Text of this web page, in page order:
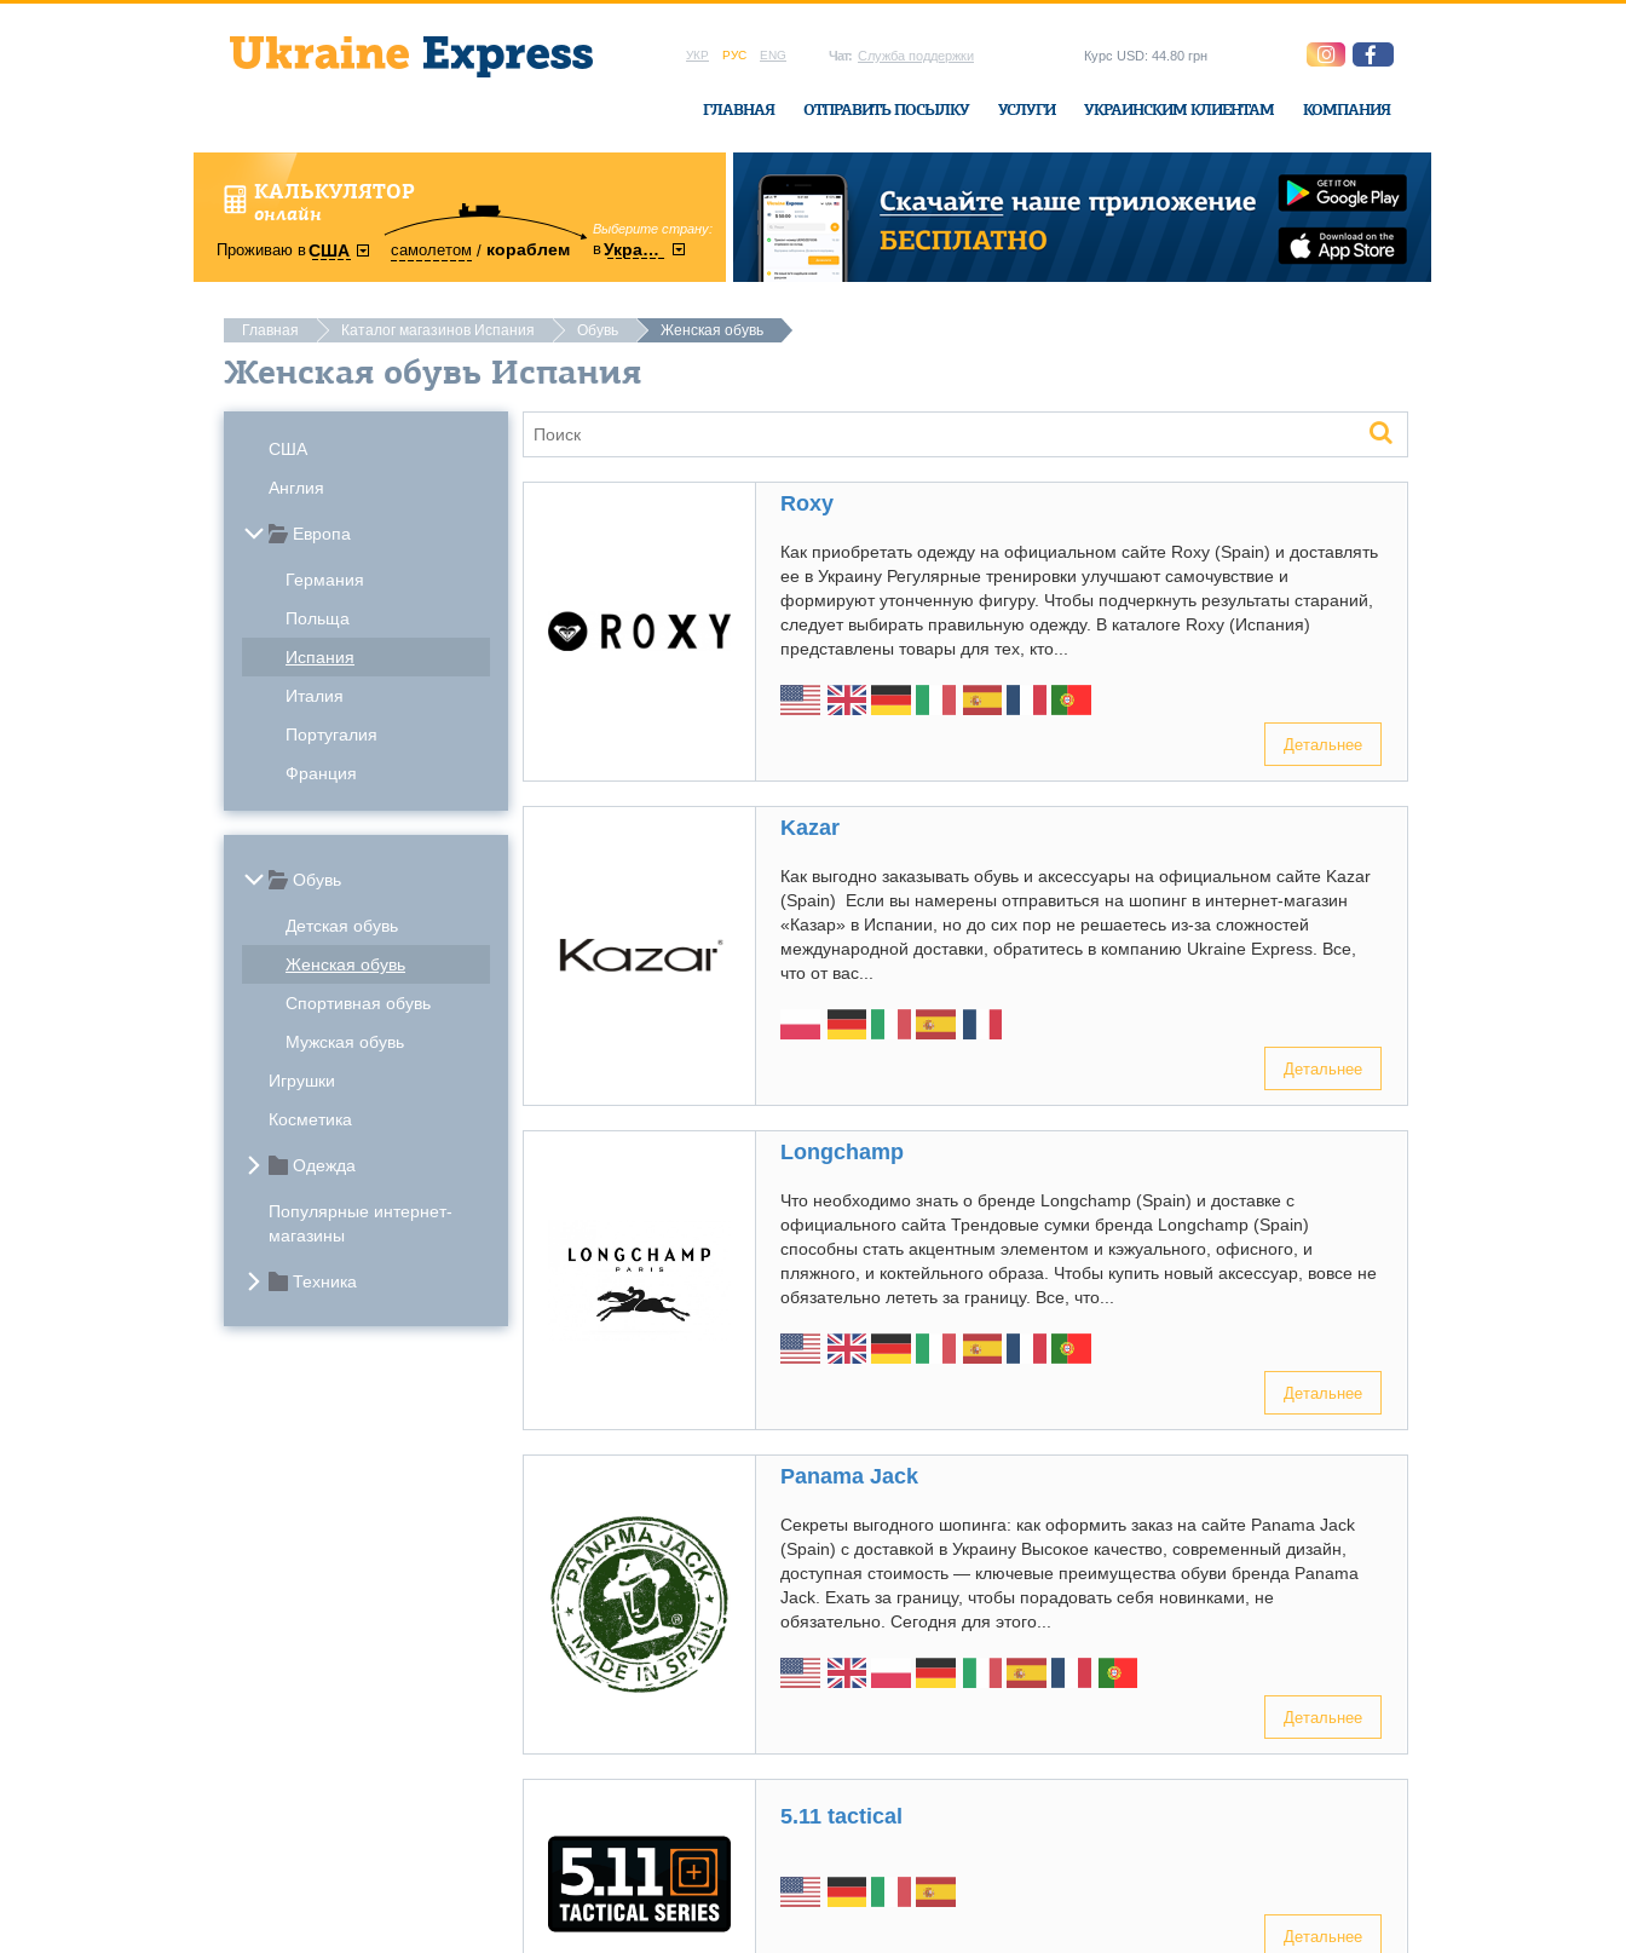
УКР РУС ENG Чат: Служба поддержки
ГЛАВНАЯ ОТПРАВИТЬ ПОСЫЛКУ УСЛУГИ УКРАИНСКИМ КЛИЕНТАМ КОМПАНИЯ
Курс USD: 44.80 грн
КАЛЬКУЛЯТОР
онлайн
Проживаю вСША самолетом кораблем
Выберите страну:
вУкраину
область:
Винницкая в офисе Ukraine-Express
Главная Каталог магазинов Испания Обувь Женская обувь
Женская обувь Испания
США
Англия
Европа
Германия
Польща
Испания
Италия
Португалия
Франция
Обувь
Детская обувь
Женская обувь
Спортивная обувь
Мужская обувь
Игрушки
Косметика
Одежда
Популярные интернет-
магазины
Техника
Roxy
Как приобретать одежду на официальном сайте Roxy (Spain) и доставлять
ее в Украину Регулярные тренировки улучшают самочувствие и
формируют утонченную фигуру. Чтобы подчеркнуть результаты стараний,
следует выбирать правильную одежду. В каталоге Roxy (Испания)
представлены товары для тех, кто...
Детальнее
Kazar
Как выгодно заказывать обувь и аксессуары на официальном сайте Kazar
(Spain) Если вы намерены отправиться на шопинг в интернет-магазин
«Казар» в Испании, но до сих пор не решаетесь из-за сложностей
международной доставки, обратитесь в компанию Ukraine Express. Все,
что от вас...
Детальнее
Longchamp
Что необходимо знать о бренде Longchamp (Spain) и доставке с
официального сайта Трендовые сумки бренда Longchamp (Spain)
способны стать акцентным элементом и кэжуального, офисного, и
пляжного, и коктейльного образа. Чтобы купить новый аксессуар, вовсе не
обязательно лететь за границу. Все, что...
Детальнее
Panama Jack
Секреты выгодного шопинга: как оформить заказ на сайте Panama Jack
(Spain) с доставкой в Украину Высокое качество, современный дизайн,
доступная стоимость — ключевые преимущества обуви бренда Panama
Jack. Ехать за границу, чтобы порадовать себя новинками, не
обязательно. Сегодня для этого...
Детальнее
5.11 tactical
Детальнее